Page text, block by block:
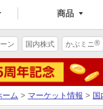
商品
ン 国内株式 かぶミニ®
ーム > マーケット情報 >